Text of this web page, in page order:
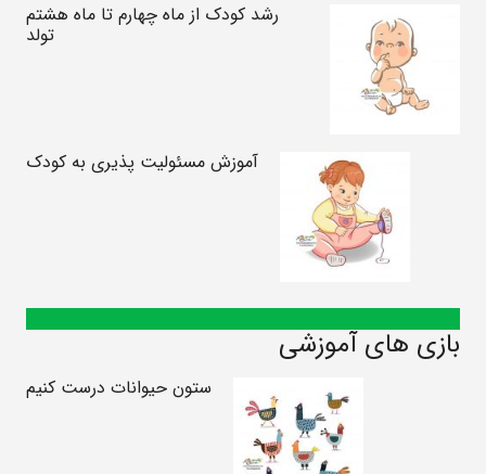
رشد کودک از ماه چهارم تا ماه هشتم
تولد
آموزش مسئولیت پذیری به کودک
بازی های آموزشی
ستون حیوانات درست کنیم